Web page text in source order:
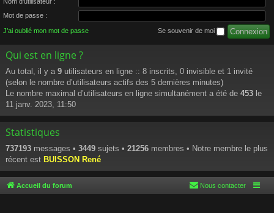
Mot de passe :
J’ai oublié mon mot de passe Se souvenir de moi
Qui est en ligne ?
Au total, il y a 9 utilisateurs en ligne :: 8 inscrits, 0 invisible et 1 invité
(selon le nombre d’utilisateurs actifs des 5 dernières minutes)
Le nombre maximal d’utilisateurs en ligne simultanément a été de 453 le
11 janv. 2023, 11:50
Statistiques
737193 messages • 3449 sujets • 21256 membres • Notre membre le plus
récent est BUISSON René
Accueil du forum Nous contacter